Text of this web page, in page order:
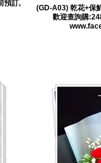
預訂,
(GD-A03) 乾花+保
歡迎查詢購